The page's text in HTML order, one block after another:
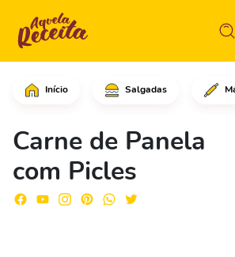
Início Salgadas
Carne de Panela
com Picles
Comece cortando a